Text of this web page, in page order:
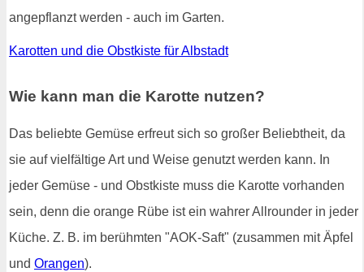
angepflanzt werden - auch im Garten.
Karotten und die Obstkiste für Albstadt
Wie kann man die Karotte nutzen?
Das beliebte Gemüse erfreut sich so großer Beliebtheit, da
sie auf vielfältige Art und Weise genutzt werden kann. In
jeder Gemüse - und Obstkiste muss die Karotte vorhanden
sein, denn die orange Rübe ist ein wahrer Allrounder in jeder
Küche. Z. B. im berühmten "AOK-Saft" (zusammen mit Äpfel
und Orangen).